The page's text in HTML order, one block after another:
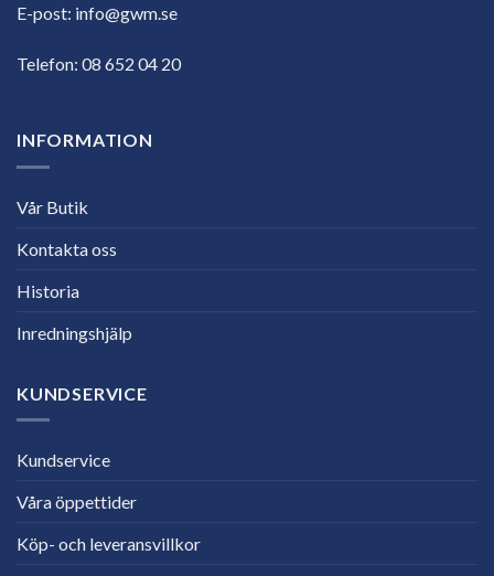
E-post: info@gwm.se
Telefon: 08 652 04 20
INFORMATION
Vår Butik
Kontakta oss
Historia
Inredningshjälp
KUNDSERVICE
Kundservice
Våra öppettider
Köp- och leveransvillkor